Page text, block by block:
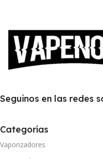
Seguinos en las redes
Categorías
Vaporizadores